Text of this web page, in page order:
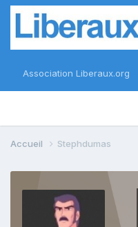
Association Liberaux.org
Accueil Stephdumas